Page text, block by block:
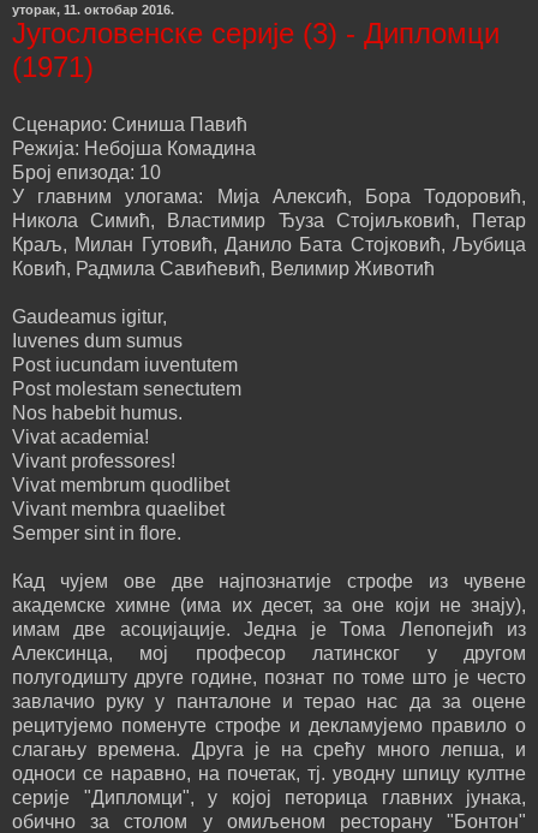
уторак, 11. октобар 2016.
Југословенске серије (3) - Дипломци
(1971)
Сценарио: Синиша Павић
Режија: Небојша Комадина
Број епизода: 10
У главним улогама: Мија Алексић, Бора Тодоровић,
Никола Симић, Властимир Ђуза Стојиљковић, Петар
Краљ, Милан Гутовић, Данило Бата Стојковић, Љубица
Ковић, Радмила Савићевић, Велимир Животић
Gaudeamus igitur,
Iuvenes dum sumus
Post iucundam iuventutem
Post molestam senectutem
Nos habebit humus.
Vivat academia!
Vivant professores!
Vivat membrum quodlibet
Vivant membra quaelibet
Semper sint in flore.
Кад чујем ове две најпознатије строфе из чувене
академске химне (има их десет, за оне који не знају),
имам две асоцијације. Једна је Тома Лепопејић из
Алексинца, мој професор латинског у другом
полугодишту друге године, познат по томе што је често
завлачио руку у панталоне и терао нас да за оцене
рецитујемо поменуте строфе и декламујемо правило о
слагању времена. Друга је на срећу много лепша, и
односи се наравно, на почетак, тј. уводну шпицу култне
серије "Дипломци", у којој петорица главних јунака,
обично за столом у омиљеном ресторану "Бонтон"